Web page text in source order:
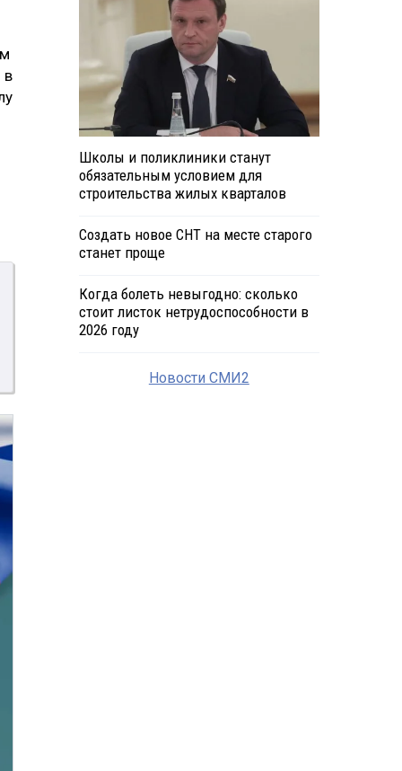
в
Школы и поликлиники станут
обязательным условием для
строительства жилых кварталов
Создать новое СНТ на месте старого
станет проще
Когда болеть невыгодно: сколько
стоит листок нетрудоспособности в
2026 году
Новости СМИ2